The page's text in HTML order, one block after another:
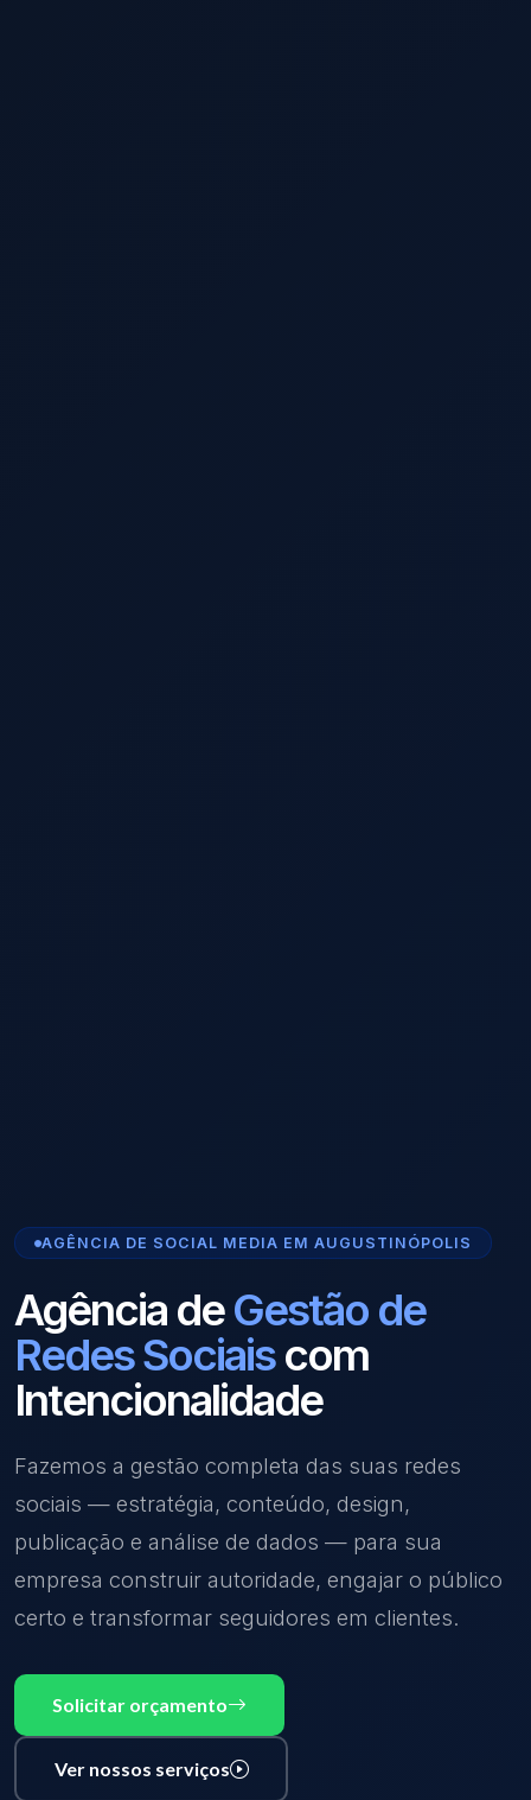
AGÊNCIA DE SOCIAL MEDIA EM AUGUSTINÓPOLIS
Agência deGestão de
Redes Sociaiscom
Intencionalidade
Fazemos a gestão completa das suas redes
sociais — estratégia, conteúdo, design,
publicação e análise de dados — para sua
empresa construir autoridade, engajar o público
certo e transformar seguidores em clientes.
Solicitar orçamento
Ver nossos serviços